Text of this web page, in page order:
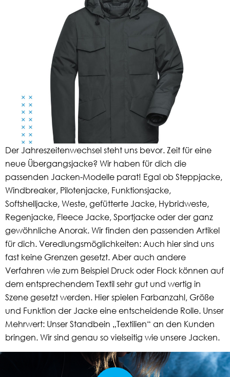
Der Jahreszeitenwechsel steht uns bevor. Zeit für eine
neue Übergangsjacke? Wir haben für dich die
passenden Jacken-Modelle parat! Egal ob Steppjacke,
Windbreaker, Pilotenjacke, Funktionsjacke,
Softshelljacke, Weste, gefütterte Jacke, Hybridweste,
Regenjacke, Fleece Jacke, Sportjacke oder der ganz
gewöhnliche Anorak. Wir finden den passenden Artikel
für dich. Veredlungsmöglichkeiten: Auch hier sind uns
fast keine Grenzen gesetzt. Aber auch andere
Verfahren wie zum Beispiel Druck oder Flock können auf
dem entsprechendem Textil sehr gut und wertig in
Szene gesetzt werden. Hier spielen Farbanzahl, Größe
und Funktion der Jacke eine entscheidende Rolle. Unser
Mehrwert: Unser Standbein „Textilien“ an den Kunden
bringen. Wir sind genau so vielseitig wie unsere Jacken.